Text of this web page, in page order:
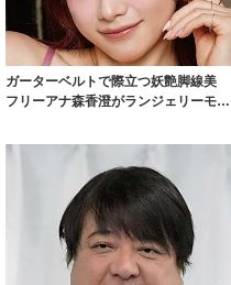
ガーターベルトで際立つ妖艶脚線美
フリーアナ森香澄がランジェリーモデ